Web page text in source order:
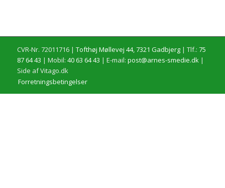
CVR-Nr. 72011716 | Tofthøj Møllevej 44, 7321 Gadbjerg| Tlf.: 75
87 64 43 | Mobil: 40 63 64 43 | E-mail: post@arnes-smedie.dk|
Side af Vitago.dk
Forretningsbetingelser